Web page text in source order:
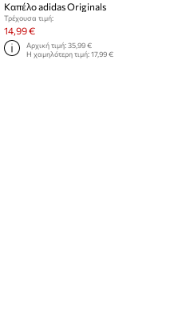
Καπέλο adidas Originals
Τρέχουσα τιμή:
14,99 €
Αρχική τιμή:35,99 €
Η χαμηλότερη τιμή:17,99 €